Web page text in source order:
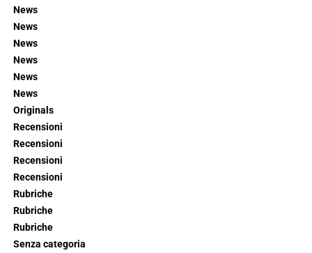
News
News
News
News
News
News
Originals
Recensioni
Recensioni
Recensioni
Recensioni
Rubriche
Rubriche
Rubriche
Senza categoria